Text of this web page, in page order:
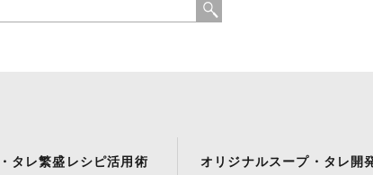
タレ繁盛レシピ活用術 オリジナルスープ・タレ開